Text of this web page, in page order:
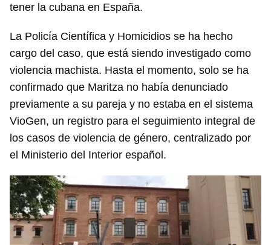
tener la cubana en España.
La Policía Científica y Homicidios se ha hecho
cargo del caso, que está siendo investigado como
violencia machista. Hasta el momento, solo se ha
confirmado que Maritza no había denunciado
previamente a su pareja y no estaba en el sistema
VioGen, un registro para el seguimiento integral de
los casos de violencia de género, centralizado por
el Ministerio del Interior español.